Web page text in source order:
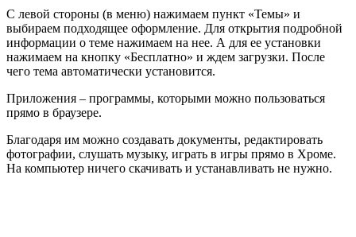
С левой стороны (в меню) нажимаем пункт «Темы» и
выбираем подходящее оформление. Для открытия подробной
информации о теме нажимаем на нее. А для ее установки
нажимаем на кнопку «Бесплатно» и ждем загрузки. После
чего тема автоматически установится.
Приложения – программы, которыми можно пользоваться
прямо в браузере.
Благодаря им можно создавать документы, редактировать
фотографии, слушать музыку, играть в игры прямо в Хроме.
На компьютер ничего скачивать и устанавливать не нужно.